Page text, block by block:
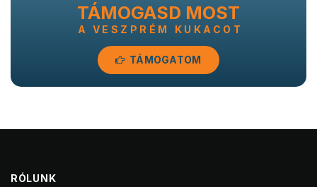
TÁMOGASD MOST
A VESZPRÉM KUKACOT
TÁMOGATOM
RÓLUNK